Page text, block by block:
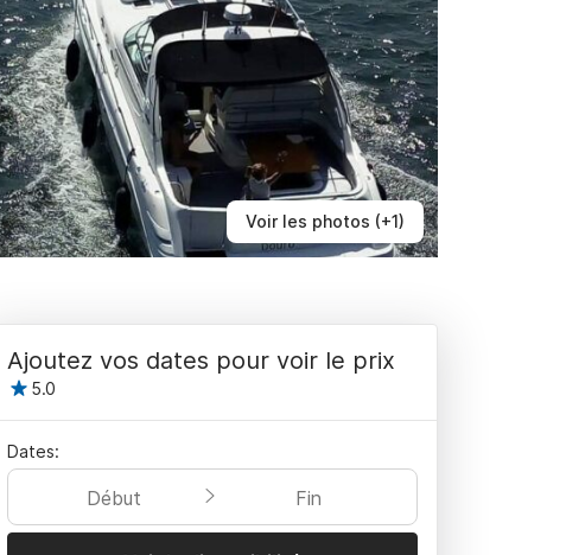
Voir les photos (+1)
Ajoutez vos dates pour voir le prix
5.0
Dates:
Début Fin